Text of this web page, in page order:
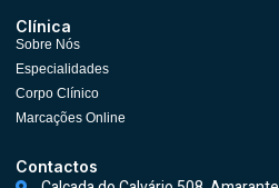
Clínica
Sobre Nós
Especialidades
Corpo Clínico
Marcações Online
Contactos